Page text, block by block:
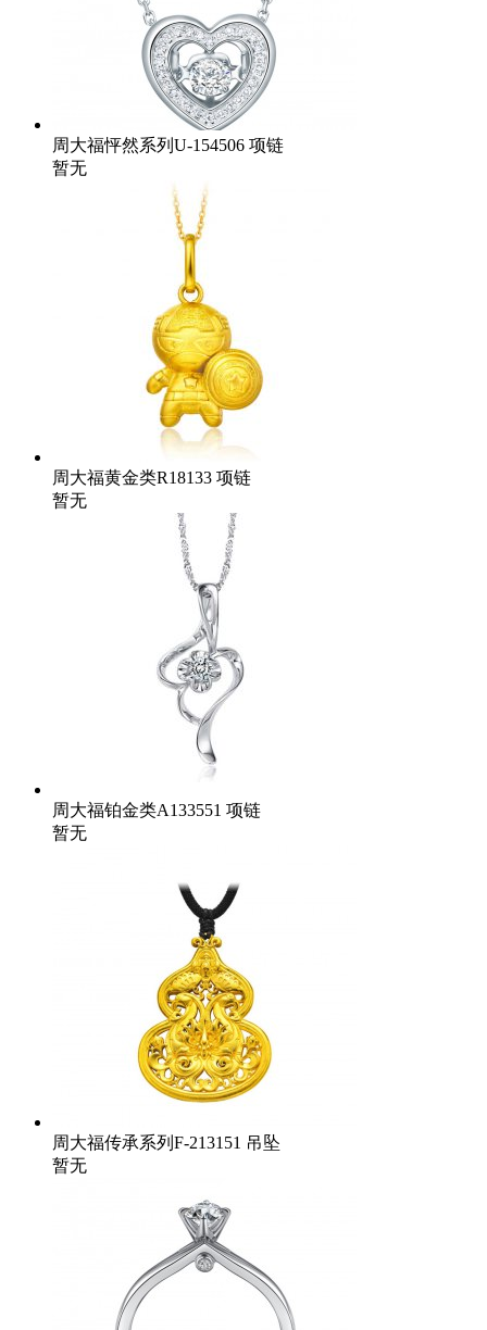
周大福怦然系列U-154506 项链
暂无
周大福黄金类R18133 项链
暂无
周大福铂金类A133551 项链
暂无
周大福传承系列F-213151 吊坠
暂无